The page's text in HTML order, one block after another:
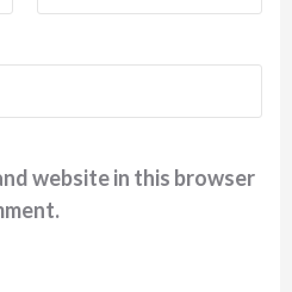
website in this browser